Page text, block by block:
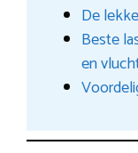
De
Beste
en